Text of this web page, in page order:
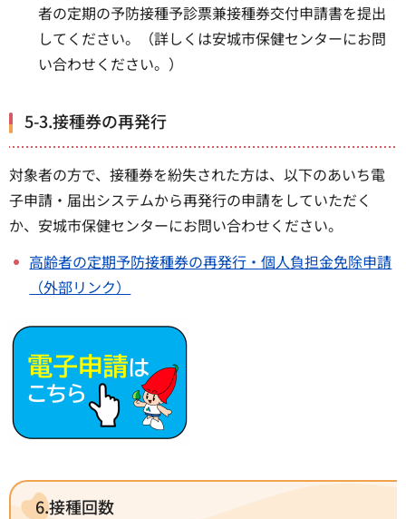
者の定期の予防接種予診票兼接種券交付申請書を提出
してください。（詳しくは安城市保健センターにお問
い合わせください。）
5-3.接種券の再発行
対象者の方で、接種券を紛失された方は、以下のあいち電
子申請・届出システムから再発行の申請をしていただく
か、安城市保健センターにお問い合わせください。
高齢者の定期予防接種券の再発行・個人負担金免除申請
（外部リンク）
6.接種回数